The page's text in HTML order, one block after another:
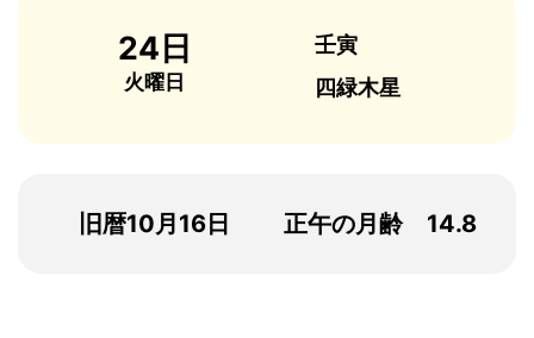
24日
火曜日
壬寅
四緑木星
旧暦10月16日 正午の月齢 14.8